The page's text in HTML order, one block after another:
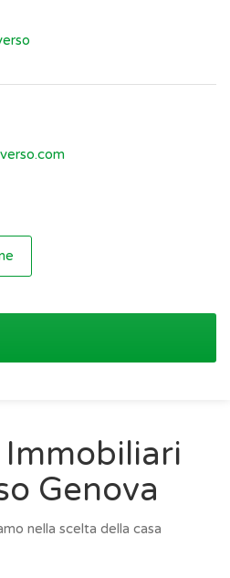
Genova
nella scelta della casa